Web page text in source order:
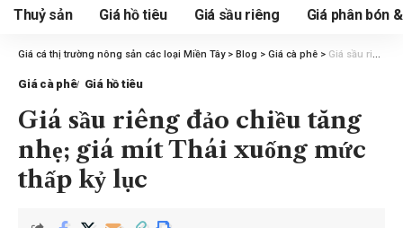
Thuỷ sản Giá hồ tiêu Giá sầu riêng Giá phân bón
Giá cá thị trường nông sản các loại Miền Tây> Blog > Giá cà phê > Giá sầu riêng đảo chiều tăng nhẹ; giá mít Thái xuống mức thấp kỷ lục
Giá cà phê Giá hồ tiêu
Giá sầu riêng đảo chiều tăng
nhẹ; giá mít Thái xuống mức
thấp kỷ lục